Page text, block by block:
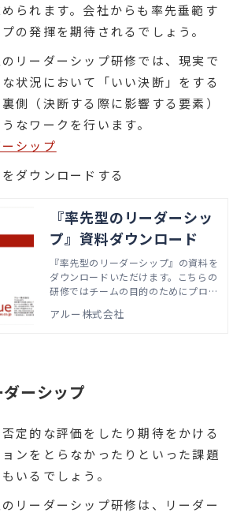
られます。会社からも率先垂範す
の発揮を期待されるでしょう。
リーダーシップ研修では、現実で
状況において「いい決断」をする
側（決断する際に影響する要素）
なワークを行います。
シップ
ダウンロードする
『率先型のリーダーシッ
プ』資料ダウンロード
『率先型のリーダーシップ』の資料を
ダウンロードいただけます。こちらの
研修ではチームの目的のためにプロフ
断・行動していくための第一歩を踏み
アルー株式会社
ーシップ
定的な評価をしたり期待をかける
ンをとらなかったりといった課題
いるでしょう。
リーダーシップ研修は、リーダー